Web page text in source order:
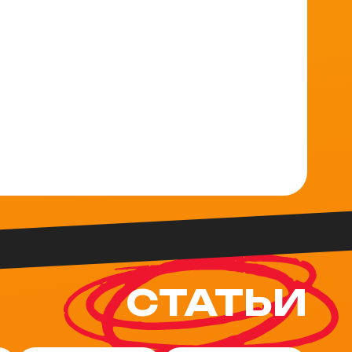
СТАТЬИ